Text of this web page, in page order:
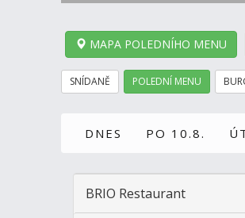
MAPA POLEDNÍHO MENU
SNÍDANĚ POLEDNÍ MENU
DNES PO 10.8.
BRIO Restaurant